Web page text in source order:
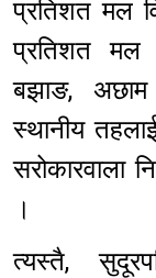
प्रतिशत मल
प्रतिशत मल
बझाङ,
स्थानीय
।
त्यस्तै,